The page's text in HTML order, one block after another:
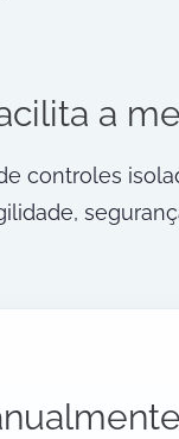
a
controles